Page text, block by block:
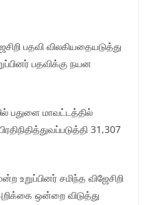
பதவி விலகியதையடுத்து
பதவிக்கு நயன
பதுளை மாவட்டத்தில்
31,307
உறுப்பினர் சமிந்த விஜேசிறி
ஒன்றை விடுத்து